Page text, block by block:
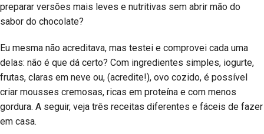
preparar versões mais leves e nutritivas sem abrir mão do
sabor do chocolate?
Eu mesma não acreditava, mas testei e comprovei cada uma
delas: não é que dá certo? Com ingredientes simples, iogurte,
frutas, claras em neve ou, (acredite!), ovo cozido, é possível
criar mousses cremosas, ricas em proteína e com menos
gordura. A seguir, veja três receitas diferentes e fáceis de fazer
em casa.